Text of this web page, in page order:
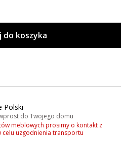
do koszyka
Polski
do Twojego domu
meblowych prosimy o kontakt z
celu uzgodnienia transportu